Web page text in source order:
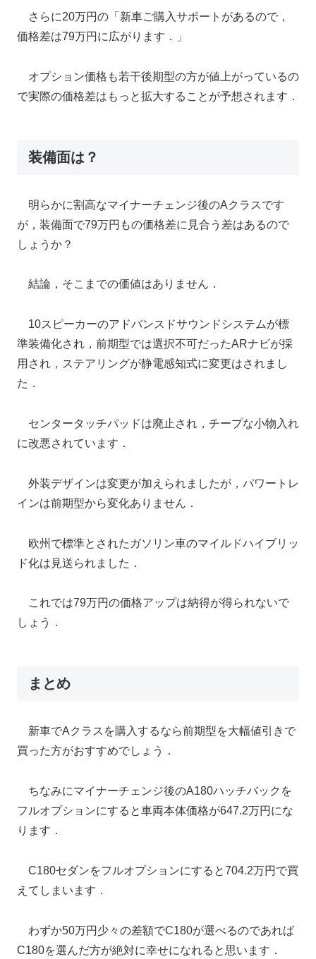
さらに20万円の「新車ご購入サポートがあるので，
価格差は79万円に広がります．」
オプション価格も若干後期型の方が値上がっているの
で実際の価格差はもっと拡大することが予想されます．
装備面は？
明らかに割高なマイナーチェンジ後のAクラスです
が，装備面で79万円もの価格差に見合う差はあるので
しょうか？
結論，そこまでの価値はありません．
10スピーカーのアドバンスドサウンドシステムが標
準装備化され，前期型では選択不可だったARナビが採
用され，ステアリングが静電感知式に変更はされまし
た．
センタータッチパッドは廃止され，チープな小物入れ
に改悪されています．
外装デザインは変更が加えられましたが，パワートレ
インは前期型から変化ありません．
欧州で標準とされたガソリン車のマイルドハイブリッ
ド化は見送られました．
これでは79万円の価格アップは納得が得られないで
しょう．
まとめ
新車でAクラスを購入するなら前期型を大幅値引きで
買った方がおすすめでしょう．
ちなみにマイナーチェンジ後のA180ハッチバックを
フルオプションにすると車両本体価格が647.2万円にな
ります．
C180セダンをフルオプションにすると704.2万円で買
えてしまいます．
わずか50万円少々の差額でC180が選べるのであれば
C180を選んだ方が絶対に幸せになれると思います．